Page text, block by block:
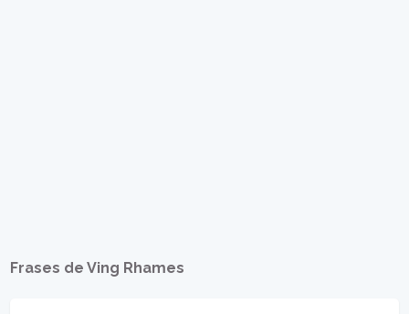
Frases de Ving Rhames